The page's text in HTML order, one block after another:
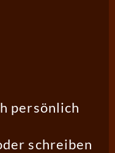
persönlich
schreiben